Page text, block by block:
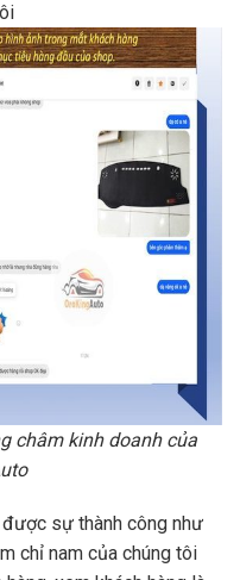
châm kinh doanh của
sự thành công như
chỉ nam của chúng tôi